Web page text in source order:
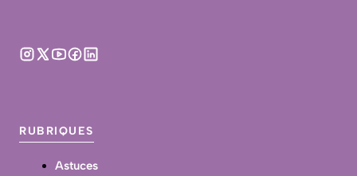
RUBRIQUES
Astuces